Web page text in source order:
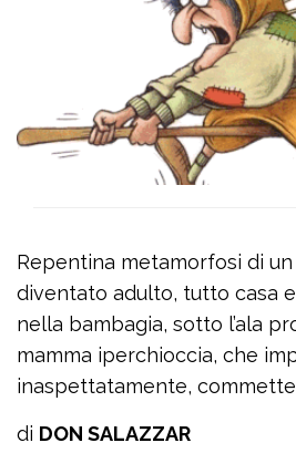
Repentina metamorfosi di
diventato adulto, tutto casa
nella bambagia, sotto l’ala
mamma iperchioccia, che
inaspettatamente, commette
di DON SALAZZAR